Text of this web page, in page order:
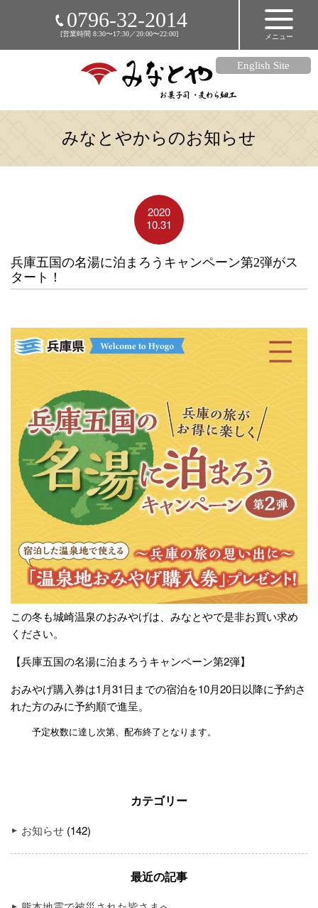
0796-32-2014
[営業時間 8:30〜17:30／20:00〜22:00] メニュー
English Site
HOME
店舗のご案内
商品のご紹介
麦わら細工
メディア掲載情報
お知らせ
リンク集
オンラインショップ
みなとやからのお知らせ
2020
10.31
兵庫五国の名湯に泊まろうキャンペーン第2弾がス
タート！
この冬も城崎温泉のおみやげは、みなとやで是非お買い求め
ください。
【兵庫五国の名湯に泊まろうキャンペーン第2弾】
おみやげ購入券は1月31日までの宿泊を10月20日以降に予約さ
れた方のみに予約順で進呈。
予定枚数に達し次第、配布終了となります。
カテゴリー
お知らせ (142)
最近の記事